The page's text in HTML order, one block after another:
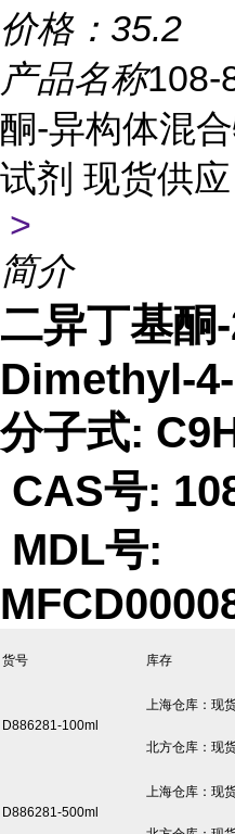
价格： 35.2
产品名称108-
酮-异构体混
试剂 现货供应
>
简介
二异丁基酮
Dimethyl-
分子式:
CAS号:
MDL号:
货号 库存
D886281-100ml
上海仓库：现
北方仓库：现
D886281-500ml
上海仓库：现